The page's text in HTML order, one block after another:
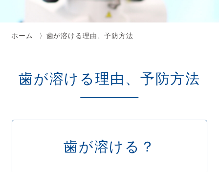
ホーム 歯が溶ける理由、予防方法
歯が溶ける理由、予防方法
歯が溶ける？